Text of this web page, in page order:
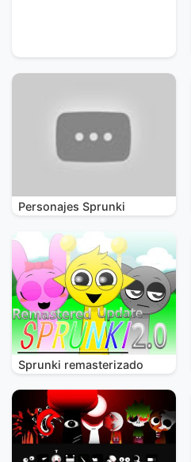
Personajes Sprunki
Sprunki remasterizado